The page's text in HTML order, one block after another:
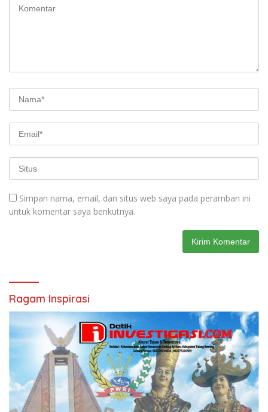
Simpan nama, email, dan situs web saya pada peramban ini
untuk komentar saya berikutnya.
Ragam Inspirasi